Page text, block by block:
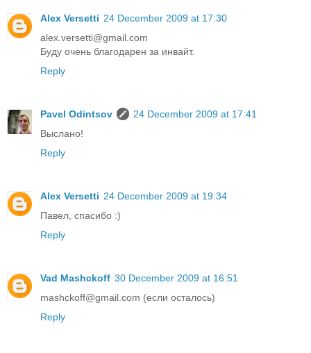
Alex Versetti 24 December 2009 at 17:30
alex.versetti@gmail.com
Буду очень благодарен за инвайт.
Reply
Pavel Odintsov
24 December 2009 at 17:41
Выслано!
Reply
Alex Versetti 24 December 2009 at 19:34
Павел, спасибо :)
Reply
Vad Mashckoff 30 December 2009 at 16:51
mashckoff@gmail.com (если осталось)
Reply